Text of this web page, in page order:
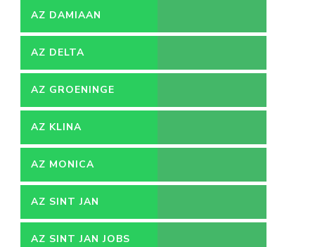
AZ DAMIAAN
AZ DELTA
AZ GROENINGE
AZ KLINA
AZ MONICA
AZ SINT JAN
AZ SINT JAN JOBS